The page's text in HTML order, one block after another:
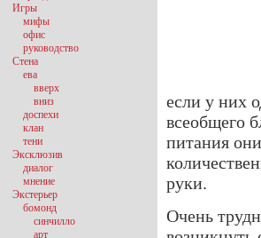
если у них
всеобщего
питания
руки.
Очень
Игры
мифы
офис
руководство
Стена
ева
вверх
вниз
доспехи
клан
тени
Эксклюзив
диалог
мнение
Экстерьер
бомонд
синчилло
арт